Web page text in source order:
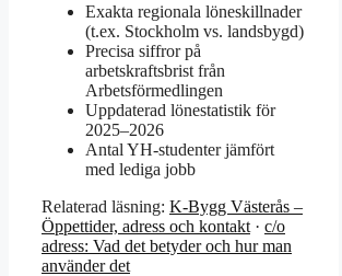
Exakta regionala löneskillnader
(t.ex. Stockholm vs. landsbygd)
Precisa siffror på
arbetskraftsbrist från
Arbetsförmedlingen
Uppdaterad lönestatistik för
2025–2026
Antal YH-studenter jämfört
med lediga jobb
Relaterad läsning: K-Bygg Västerås –
Öppettider, adress och kontakt · c/o
adress: Vad det betyder och hur man
använder det